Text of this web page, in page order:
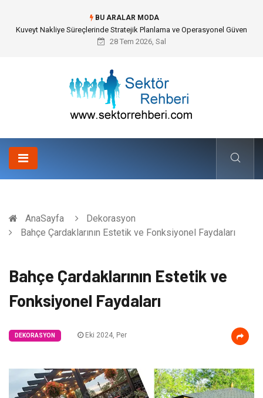
BU ARALAR MODA
Karbon Siyahı ve Modern Endüstrideki Stratejik Önemi
28 Tem 2026, Sal
AnaSayfa
Dekorasyon
Bahçe Çardaklarının Estetik ve Fonksiyonel Faydaları
Bahçe Çardaklarının Estetik ve
Fonksiyonel Faydaları
DEKORASYON Eki 2024, Per